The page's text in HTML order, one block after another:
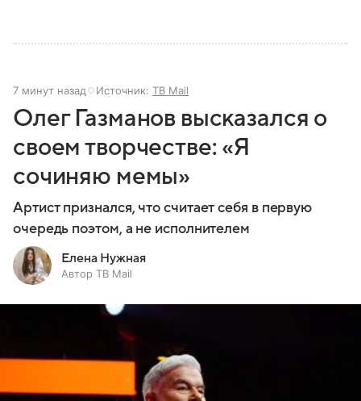
7 минут назад Источник: ТВ Mail
Олег Газманов высказался о
своем творчестве: «Я
сочиняю мемы»
Артист признался, что считает себя в первую
очередь поэтом, а не исполнителем
Елена Нужная
Автор ТВ Mail